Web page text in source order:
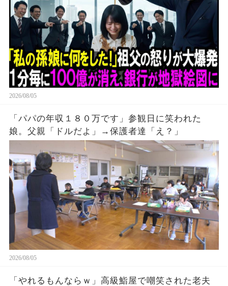
2026/08/05
「パパの年収１８０万です」参観日に笑われた
娘。父親「ドルだよ」→保護者達「え？」
2026/08/05
「やれるもんならｗ」高級鮨屋で嘲笑された老夫